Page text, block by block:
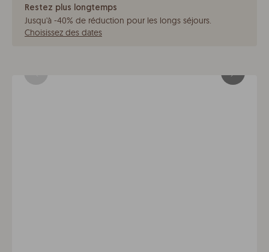
Restez plus longtemps
Jusqu'à -40% de réduction pour les longs séjours.
Choisissez des dates